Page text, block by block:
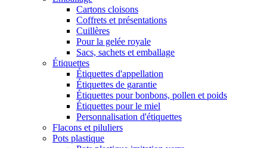
Cartons cloisons
Coffrets et présentations
Cuillères
Pour la gelée royale
Sacs, sachets et emballage
Étiquettes
Étiquettes d'appellation
Étiquettes de garantie
Étiquettes pour bonbons, pollen et poids
Étiquettes pour le miel
Personnalisation d'étiquettes
Flacons et piluliers
Pots plastique